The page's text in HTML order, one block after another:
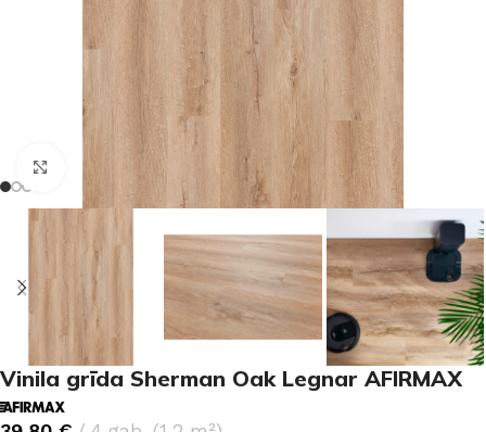
Noklikšķiniet, lai palielinātu
Vinila grīda Sherman Oak Legnar AFIRMAX